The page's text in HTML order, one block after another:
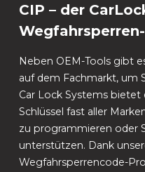
CIP – der
Neben OEM-Tools gibt
auf dem Fachmarkt, um
Car Lock Systems
Schlüssel fast aller
zu programmieren oder
unterstützen. Dank
Wegfahrsperrencode-